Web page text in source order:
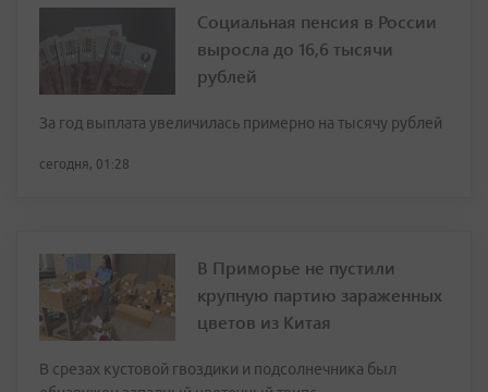
Социальная пенсия в России
выросла до 16,6 тысячи
рублей
За год выплата увеличилась примерно на тысячу рублей
сегодня, 01:28
В Приморье не пустили
крупную партию зараженных
цветов из Китая
В срезах кустовой гвоздики и подсолнечника был